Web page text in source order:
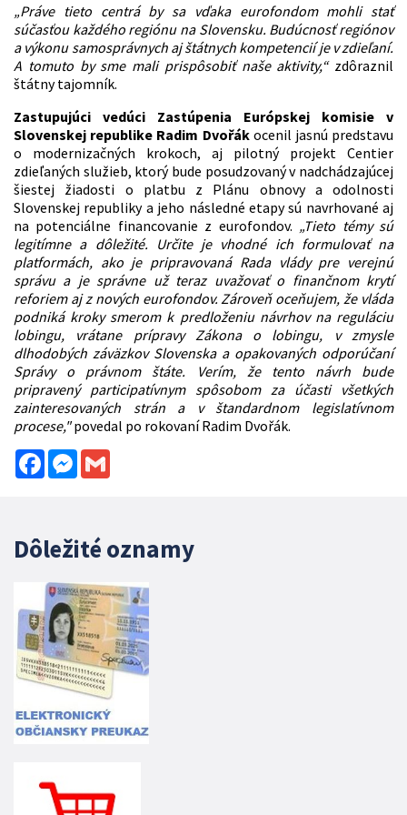
„Práve tieto centrá by sa vďaka eurofondom mohli stať
súčasťou každého regiónu na Slovensku. Budúcnosť regiónov
a výkonu samosprávnych aj štátnych kompetencií je v zdieľaní.
A tomuto by sme mali prispôsobiť naše aktivity,“zdôraznil
štátny tajomník.
Zastupujúci vedúci Zastúpenia Európskej komisie v
Slovenskej republike Radim Dvořákocenil jasnú predstavu
o modernizačných krokoch, aj pilotný projekt Centier
zdieľaných služieb, ktorý bude posudzovaný v nadchádzajúcej
šiestej žiadosti o platbu z Plánu obnovy a odolnosti
Slovenskej republiky a jeho následné etapy sú navrhované aj
na potenciálne financovanie z eurofondov. „Tieto témy sú
legitímne a dôležité. Určite je vhodné ich formulovať na
platformách, ako je pripravovaná Rada vlády pre verejnú
správu a je správne už teraz uvažovať o finančnom krytí
reforiem aj z nových eurofondov. Zároveň oceňujem, že vláda
podniká kroky smerom k predloženiu návrhov na reguláciu
lobingu, vrátane prípravy Zákona o lobingu, v zmysle
dlhodobých záväzkov Slovenska a opakovaných odporúčaní
Správy o právnom štáte. Verím, že tento návrh bude
pripravený participatívnym spôsobom za účasti všetkých
zainteresovaných strán a v štandardnom legislatívnom
procese,"povedal po rokovaní Radim Dvořák.
FacebookMessenger
Dôležité oznamy